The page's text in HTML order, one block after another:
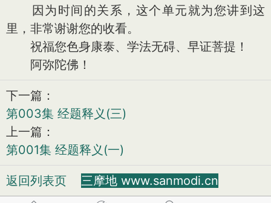
因为时间的关系，这个单元就为您讲到这
里，非常谢谢您的收看。
祝福您色身康泰、学法无碍、早证菩提！
阿弥陀佛！
下一篇：
第003集 经题释义(三)
上一篇：
第001集 经题释义(一)
返回列表页 三摩地 www.sanmodi.cn